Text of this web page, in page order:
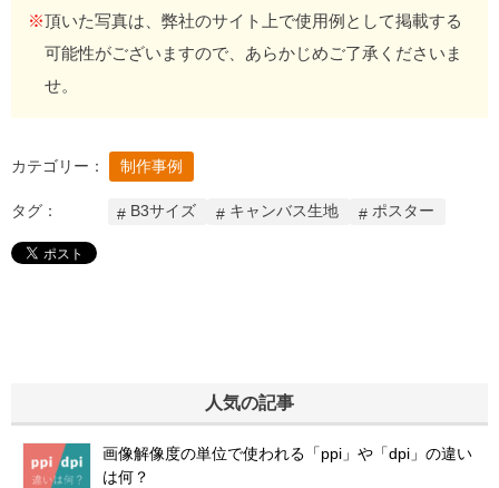
※頂いた写真は、弊社のサイト上で使用例として掲載する
可能性がございますので、あらかじめご了承くださいま
せ。
カテゴリー： 制作事例
タグ： B3サイズ キャンバス生地 ポスター
人気の記事
画像解像度の単位で使われる「ppi」や「dpi」の違い
は何？